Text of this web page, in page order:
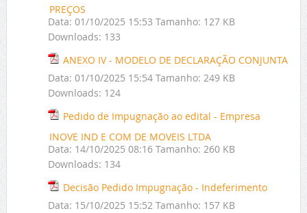
PREÇOS
Data: 01/10/2025 15:53 Tamanho: 127 KB
Downloads: 133
ANEXO IV - MODELO DE DECLARAÇÃO CONJUNTA
Data: 01/10/2025 15:54 Tamanho: 249 KB
Downloads: 124
Pedido de Impugnação ao edital - Empresa
INOVE IND E COM DE MOVEIS LTDA
Data: 14/10/2025 08:16 Tamanho: 260 KB
Downloads: 134
Decisão Pedido Impugnação - Indeferimento
Data: 15/10/2025 15:52 Tamanho: 157 KB